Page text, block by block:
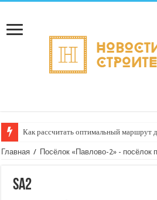
Как рассчитать оптимальный маршрут
Главная / Посёлок «Павлово-2» - посёлок
sa2